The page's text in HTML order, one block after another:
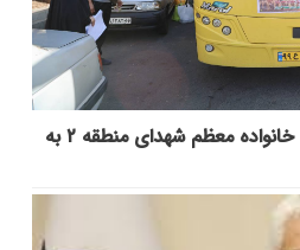
بدرقه کاروان خانواده معظم شهدای منطقه ۲ به